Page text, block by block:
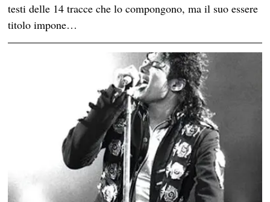
testi delle 14 tracce che lo compongono, ma il suo essere
titolo impone…